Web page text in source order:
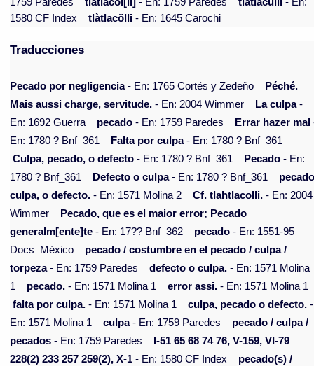
1759 Paredes
tlâtlacol[li] - En: 1759 Paredes tlatlaculli - En:
1580 CF Index
tlàtlacölli - En: 1645 Carochi
Traducciones
Pecado por negligencia- En: 1765 Cortés y Zedeño
Péché.
Mais aussi charge, servitude. - En: 2004 Wimmer La culpa-
En: 1692 Guerra
pecado - En: 1759 Paredes Errar hazer mal
En: 1780 ? Bnf_361
Falta por culpa- En: 1780 ? Bnf_361
Culpa, pecado, o defecto - En: 1780 ? Bnf_361 Pecado - En:
1780 ? Bnf_361
Defecto o culpa- En: 1780 ? Bnf_361
culpa, o defecto. - En: 1571 Molina 2 Cf. tlahtlacolli. - En: 2004
Wimmer
Pecado, que es el maior error; Pecado
generalm[ente]te - En: 17?? Bnf_362 pecado - En: 1551-95
Docs_México
pecado / costumbre en el pecado / culpa /
torpeza- En: 1759 Paredes defecto o culpa. - En: 1571 Molina
1
pecado. - En: 1571 Molina 1 error assi. - En: 1571 Molina 1
falta por culpa. - En: 1571 Molina 1 culpa, pecado o defecto. -
En: 1571 Molina 1
culpa- En: 1759 Paredes
pecado / culpa /
pecados - En: 1759 Paredes
I-51 65 68 74 76, V-159, VI-79
228(2) 233 257 259(2), X-1 - En: 1580 CF Index
pecado(s) /